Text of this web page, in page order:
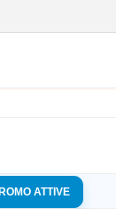
nome utente e la
clicca sul pulsante
ATTIVE